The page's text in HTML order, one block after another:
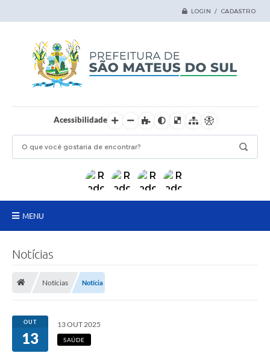
LOGIN / CADASTRO
Acessibilidade
MENU
Transparência
Secretarias
Notícias
Notícias Notícia
OUT
13
13 OUT 2025
SAÚDE